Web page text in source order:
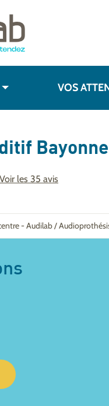
VOS
Bayonne
Voir les 35 avis
-Audilab /